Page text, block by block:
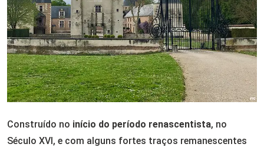
Construído no início do período renascentista, no
Século XVI, e com alguns fortes traços remanescentes